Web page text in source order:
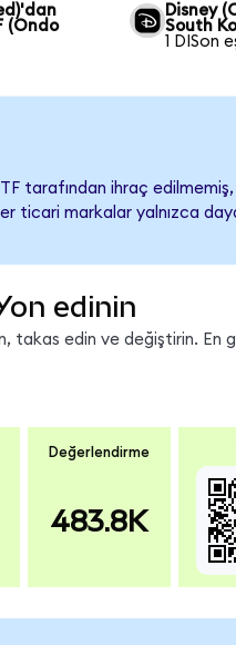
(Ondo
Disney
South
1 DISon
tarafından ihraç
ticari markalar yalnızca
edinin
takas edin ve değiştirin. En
Değerlendirme
483.8K